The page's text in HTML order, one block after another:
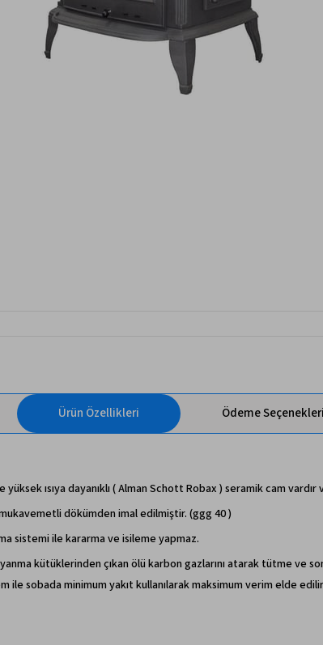
Ürün Özellikleri Ödeme Seçenekleri
ısıya dayanıklı ( Alman Schott Robax ) seramik cam
dökümden imal edilmiştir. (ggg 40 )
sistemi ile kararma ve isileme yapmaz.
kütüklerinden çıkan ölü karbon gazlarını atarak tütme ve
ile sobada minimum yakıt kullanılarak maksimum verim elde